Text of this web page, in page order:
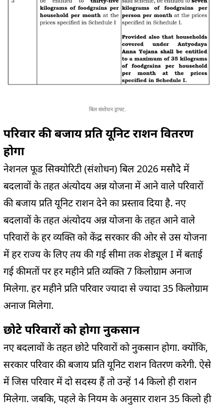
बिल संशोधन ड्राफ्ट.
परिवार की बजाय प्रति यूनिट राशन वितरण
होगा
नेशनल फूड सिक्योरिटी (संशोधन) बिल 2026 मसौदे में
बदलावों के तहत अंत्योदय अन्न योजना में आने वाले परिवारों
की बजाय प्रति यूनिट राशन देने का प्रस्ताव दिया है. नए
बदलावों के तहत अंत्योदय अन्न योजना के तहत आने वाले
परिवारों के हर व्यक्ति को केंद्र सरकार की ओर से उस योजना
में हर राज्य के लिए तय की गई सीमा तक शेड्यूल I में बताई
गई कीमतों पर हर महीने प्रति व्यक्ति 7 किलोग्राम अनाज
मिलेगा. हर महीने प्रति परिवार ज्यादा से ज्यादा 35 किलोग्राम
अनाज मिलेगा.
छोटे परिवारों को होगा नुकसान
नए बदलावों के तहत छोटे परिवारों को नुकसान होगा. क्योंकि,
सरकार परिवार की बजाय प्रति यूनिट राशन वितरण करेगी. ऐसे
में जिस परिवार में दो सदस्य हैं तो उन्हें 14 किलो ही राशन
मिलेगा. जबकि, पहले के नियम के अनुसार राशन 35 किलो ही